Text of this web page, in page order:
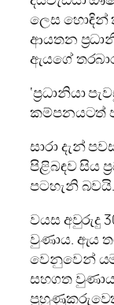
ලෙස හොඳින්
ආයතන
ඇයගේ
‘ප්‍රධානියා
කම්පනයටත්
සාරා දැන්
පිළිබඳව සිය
පටහැනි බවයි.
වයස අවුරුදු
වුණාය. ඇය
වෙනුවෙන්
සහගත